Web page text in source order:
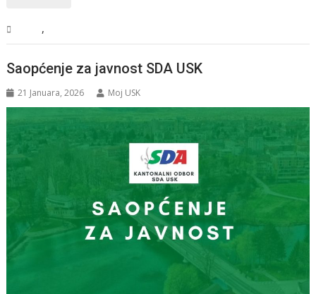
,
Saopćenje za javnost SDA USK
21 Januara, 2026 Moj USK